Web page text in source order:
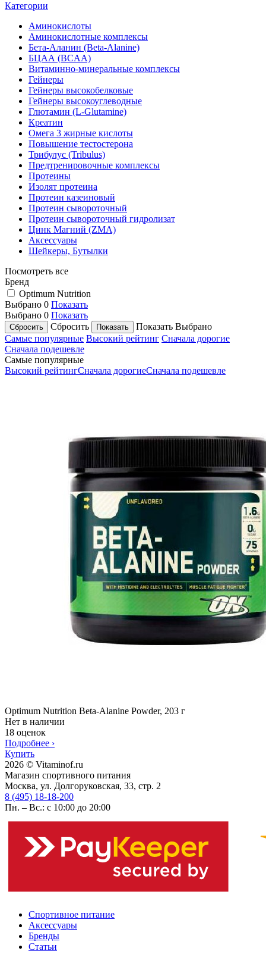
Категории
Аминокислоты
Аминокислотные комплексы
Бета-Аланин (Beta-Alanine)
БЦАА (BCAA)
Витаминно-минеральные комплексы
Гейнеры
Гейнеры высокобелковые
Гейнеры высокоуглеводные
Глютамин (L-Glutamine)
Креатин
Омега 3 жирные кислоты
Повышение тестостерона
Трибулус (Tribulus)
Предтренировочные комплексы
Протеины
Изолят протеина
Протеин казеиновый
Протеин сывороточный
Протеин сывороточный гидролизат
Цинк Магний (ZMA)
Аксессуары
Шейкеры, Бутылки
Посмотреть все
Бренд
Optimum Nutrition
Выбрано 0 Показать
Выбрано 0 Показать
Сбросить
Показать Выбрано
Самые популярные Высокий рейтинг Сначала дорогие
Сначала подешевле
Самые популярные
Высокий рейтингСначала дорогиеСначала подешевле
Optimum Nutrition Beta-Alanine Powder, 203 г
Нет в наличии
18 оценок
Подробнее ›
Купить
2026 © Vitaminof.ru
Магазин спортивного питания
Москва, ул. Долгоруковская, 33, стр. 2
8 (495) 18-18-200
Пн. – Вс.: с 10:00 до 20:00
Спортивное питание
Аксессуары
Бренды
Статьи